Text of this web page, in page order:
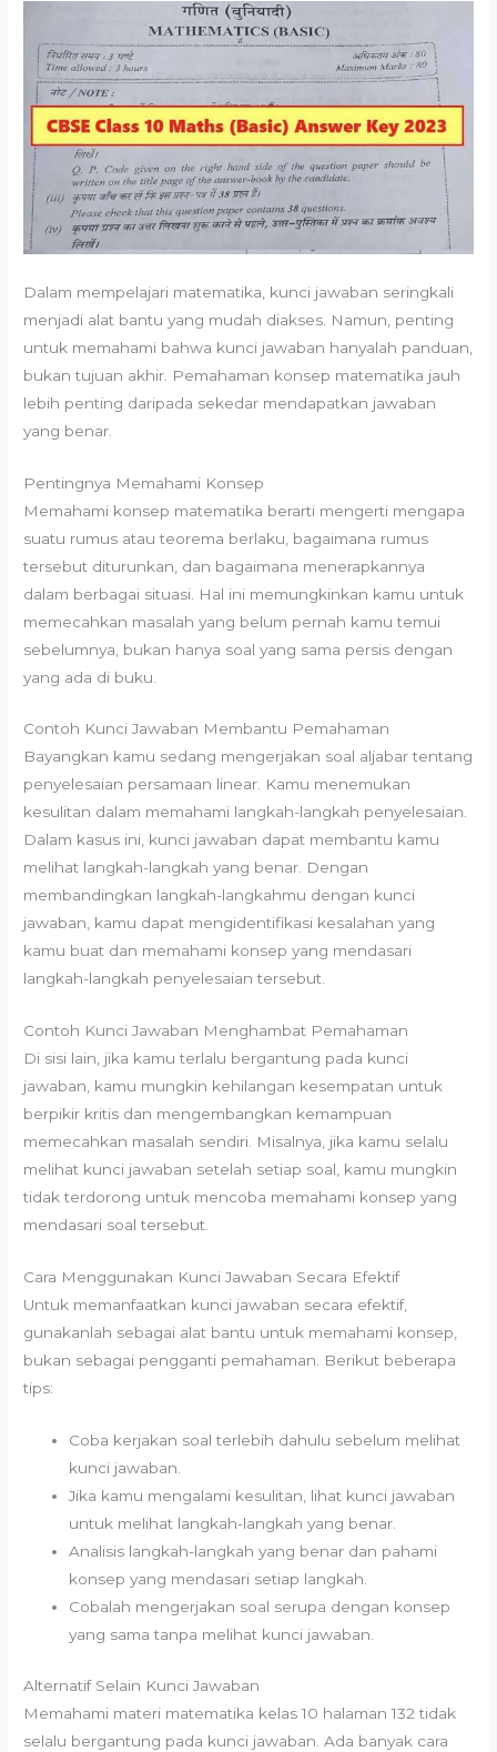
Dalam mempelajari matematika, kunci jawaban seringkali
menjadi alat bantu yang mudah diakses. Namun, penting
untuk memahami bahwa kunci jawaban hanyalah panduan,
bukan tujuan akhir. Pemahaman konsep matematika jauh
lebih penting daripada sekedar mendapatkan jawaban
yang benar.
Pentingnya Memahami Konsep
Memahami konsep matematika berarti mengerti mengapa
suatu rumus atau teorema berlaku, bagaimana rumus
tersebut diturunkan, dan bagaimana menerapkannya
dalam berbagai situasi. Hal ini memungkinkan kamu untuk
memecahkan masalah yang belum pernah kamu temui
sebelumnya, bukan hanya soal yang sama persis dengan
yang ada di buku.
Contoh Kunci Jawaban Membantu Pemahaman
Bayangkan kamu sedang mengerjakan soal aljabar tentang
penyelesaian persamaan linear. Kamu menemukan
kesulitan dalam memahami langkah-langkah penyelesaian.
Dalam kasus ini, kunci jawaban dapat membantu kamu
melihat langkah-langkah yang benar. Dengan
membandingkan langkah-langkahmu dengan kunci
jawaban, kamu dapat mengidentifikasi kesalahan yang
kamu buat dan memahami konsep yang mendasari
langkah-langkah penyelesaian tersebut.
Contoh Kunci Jawaban Menghambat Pemahaman
Di sisi lain, jika kamu terlalu bergantung pada kunci
jawaban, kamu mungkin kehilangan kesempatan untuk
berpikir kritis dan mengembangkan kemampuan
memecahkan masalah sendiri. Misalnya, jika kamu selalu
melihat kunci jawaban setelah setiap soal, kamu mungkin
tidak terdorong untuk mencoba memahami konsep yang
mendasari soal tersebut.
Cara Menggunakan Kunci Jawaban Secara Efektif
Untuk memanfaatkan kunci jawaban secara efektif,
gunakanlah sebagai alat bantu untuk memahami konsep,
bukan sebagai pengganti pemahaman. Berikut beberapa
tips:
Coba kerjakan soal terlebih dahulu sebelum melihat
kunci jawaban.
Jika kamu mengalami kesulitan, lihat kunci jawaban
untuk melihat langkah-langkah yang benar.
Analisis langkah-langkah yang benar dan pahami
konsep yang mendasari setiap langkah.
Cobalah mengerjakan soal serupa dengan konsep
yang sama tanpa melihat kunci jawaban.
Alternatif Selain Kunci Jawaban
Memahami materi matematika kelas 10 halaman 132 tidak
selalu bergantung pada kunci jawaban. Ada banyak cara